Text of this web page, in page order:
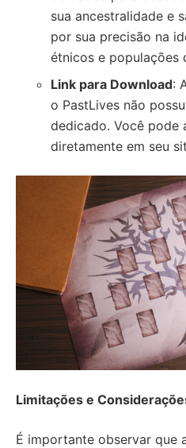
sua ancestralidade e
por sua precisão na
étnicos e populações
Link para Download:
o PastLives não
dedicado. Você pode
diretamente em seu
Limitações e
É importante observar que